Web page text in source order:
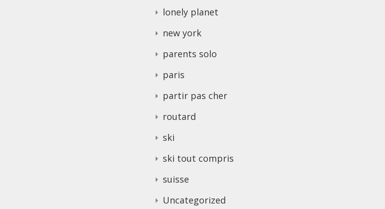
lonely planet
new york
parents solo
paris
partir pas cher
routard
ski
ski tout compris
suisse
Uncategorized